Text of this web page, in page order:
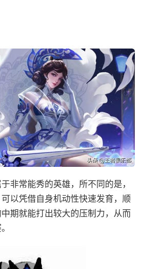
非常能秀的英雄，所不同的是，
以凭借自身机动性快速发育，顺
期就能打出较大的压制力，从而